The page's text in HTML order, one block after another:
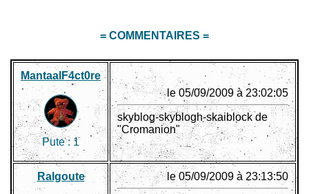
= COMMENTAIRES =
MantaalF4ct0re
Pute :1
le 05/09/2009 à 23:02:05
skyblog-skyblogh-skaiblock de
"Cromanion"
Ralgoute le 05/09/2009 à 23:13:50